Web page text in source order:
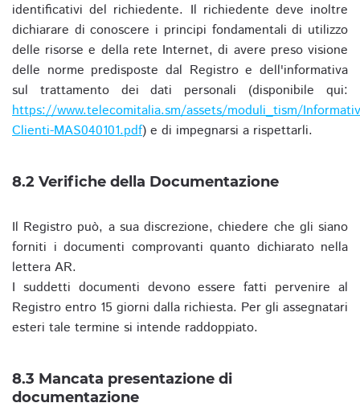
identificativi del richiedente. Il richiedente deve inoltre
dichiarare di conoscere i principi fondamentali di utilizzo
delle risorse e della rete Internet, di avere preso visione
delle norme predisposte dal Registro e dell'informativa
sul trattamento dei dati personali (disponibile qui:
https://www.telecomitalia.sm/assets/moduli_tism/
Clienti-MAS040101.pdf) e di impegnarsi a rispettarli.
8.2 Verifiche della Documentazione
Il Registro può, a sua discrezione, chiedere che gli siano
forniti i documenti comprovanti quanto dichiarato nella
lettera AR.
I suddetti documenti devono essere fatti pervenire al
Registro entro 15 giorni dalla richiesta. Per gli assegnatari
esteri tale termine si intende raddoppiato.
8.3 Mancata presentazione di
documentazione